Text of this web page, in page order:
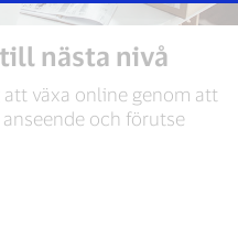
nästa nivå
växa online genom att
och förutse